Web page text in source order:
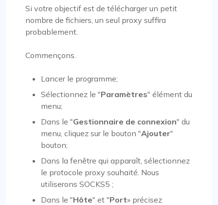
Si votre objectif est de télécharger un petit
nombre de fichiers, un seul proxy suffira
probablement.
Commençons.
Lancer le programme;
Sélectionnez le "Paramètres" élément du
menu;
Dans le "Gestionnaire de connexion" du
menu, cliquez sur le bouton "Ajouter"
bouton;
Dans la fenêtre qui apparaît, sélectionnez
le protocole proxy souhaité. Nous
utiliserons SOCKS5 ;
Dans le "Hôte" et "Port» précisez